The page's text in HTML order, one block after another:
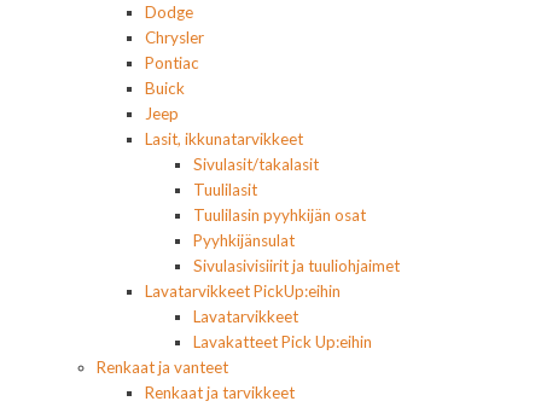
Dodge
Chrysler
Pontiac
Buick
Jeep
Lasit, ikkunatarvikkeet
Sivulasit/takalasit
Tuulilasit
Tuulilasin pyyhkijän osat
Pyyhkijänsulat
Sivulasivisiirit ja tuuliohjaimet
Lavatarvikkeet PickUp:eihin
Lavatarvikkeet
Lavakatteet Pick Up:eihin
Renkaat ja vanteet
Renkaat ja tarvikkeet